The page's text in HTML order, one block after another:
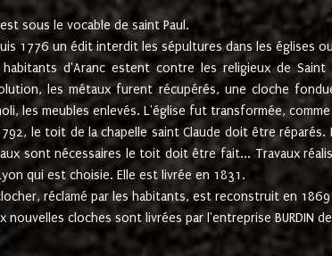
sous le vocable de saint Paul.
1776 un édit interdit les sépultures dans les églises
habitants d'Aranc estent contre les religieux de
les métaux furent récupérés, une cloche
les meubles enlevés. L'église fut transformée,
le toit de la chapelle saint Claude doit être
sont nécessaires le toit doit être fait... Travaux
qui est choisie. Elle est livrée en 1831.
réclamé par les habitants, est reconstruit en
nouvelles cloches sont livrées par l'entreprise BURDIN